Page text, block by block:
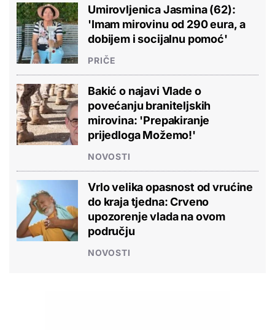
Umirovljenica Jasmina (62):
'Imam mirovinu od 290 eura, a
dobijem i socijalnu pomoć'
PRIČE
Bakić o najavi Vlade o
povećanju braniteljskih
mirovina: 'Prepakiranje
prijedloga Možemo!'
NOVOSTI
Vrlo velika opasnost od vrućine
do kraja tjedna: Crveno
upozorenje vlada na ovom
području
NOVOSTI